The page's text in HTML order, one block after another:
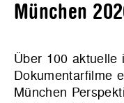
München
Über 100 aktuelle
Dokumentarfilme
München